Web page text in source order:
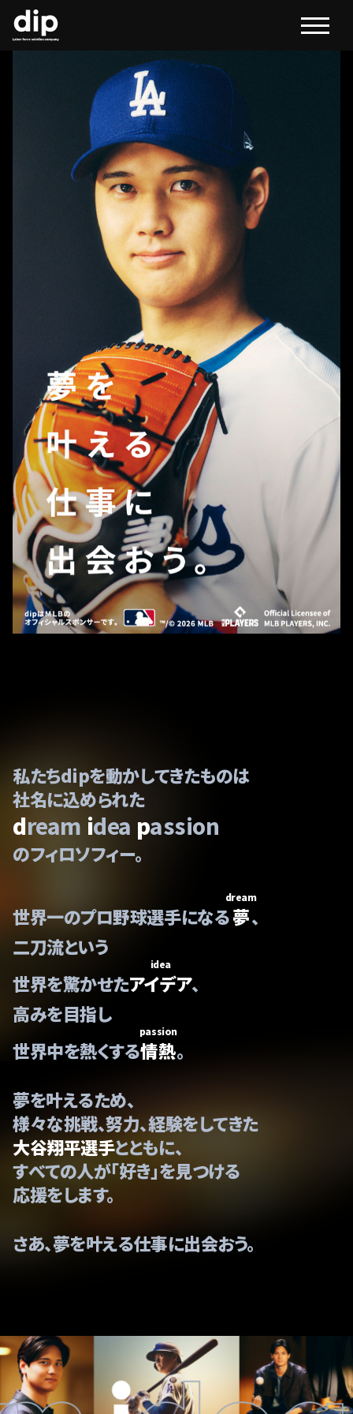
私たちdipを動かしてきたものは
社名に込められた
dream idea passion
のフィロソフィー。
世界一のプロ野球選手になる夢
dream
、
二刀流という
世界を驚かせたアイデア
idea
、
高みを目指し
世界中を熱くする情熱
passion
。
夢を叶えるため、
様々な挑戦、努力、経験をしてきた
大谷翔平選手とともに、
すべての人が「好き」を見つける
応援をします。
さあ、夢を叶える仕事に出会おう。